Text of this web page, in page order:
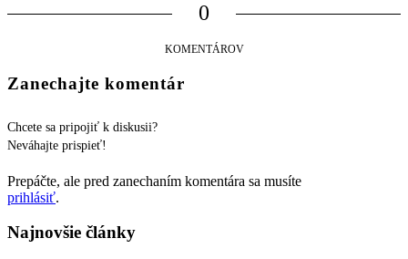
0
KOMENTÁROV
Zanechajte komentár
Chcete sa pripojiť k diskusii?
Neváhajte prispieť!
Prepáčte, ale pred zanechaním komentára sa musíte
prihlásiť.
Najnovšie články